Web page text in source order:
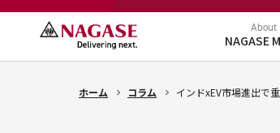
About
NAGASE
ホーム コラム インドxEV市場進出で